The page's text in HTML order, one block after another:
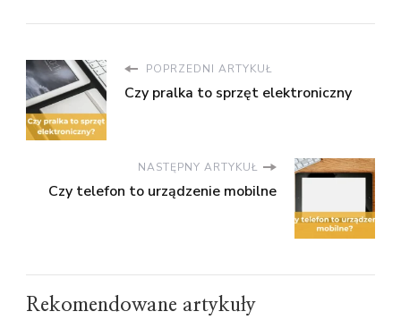
POPRZEDNI ARTYKUŁ
Czy pralka to sprzęt elektroniczny
NASTĘPNY ARTYKUŁ
Czy telefon to urządzenie mobilne
Rekomendowane artykuły